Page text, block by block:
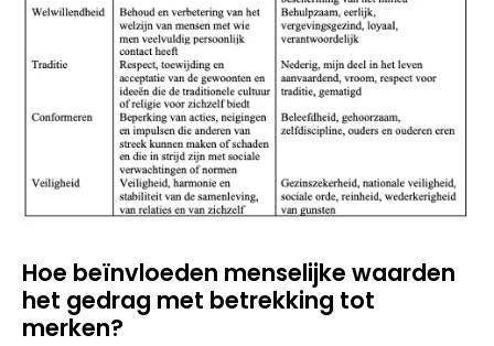
Hoe beïnvloeden menselijke waarden
het gedrag met betrekking tot
merken?